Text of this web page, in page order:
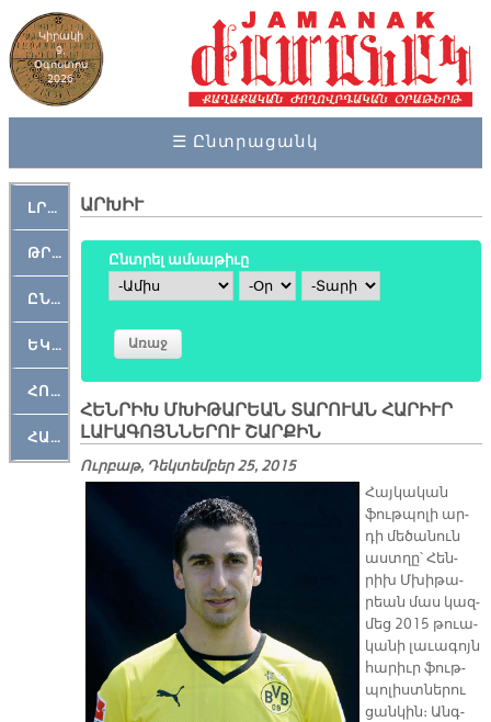
Կիրակի
9,
Օգոստոս
2026
☰ Ընտրացանկ
ԼՐԱՀՈՍ
ԹՐՔԱՀԱՅ ԿԵԱՆՔ
ԸՆԿԵՐԱՄՇԱԿՈՒԹԱՅԻՆ
ԵԿԵՂԵՑԱԿԱՆ
ՀՈԳԵՄՏԱՒՈՐ
ՀԱՐԹԱԿ
ԱՐԽԻՒ
Ընտրել ամսաթիւը
Ամիս
Օր Տարի
ՀԵՆՐԻԽ ՄԽԻԹԱՐԵԱՆ ՏԱՐՈՒԱՆ ՀԱՐԻՒՐ
ԼԱՒԱԳՈՅՆՆԵՐՈՒ ՇԱՐՔԻՆ
Ուրբաթ, Դեկտեմբեր 25, 2015
Հայ­կա­կան
ֆութ­պո­լի ար­
դի մե­ծա­նուն
աստ­ղը՝ Հեն­
րիխ Մխի­թա­
րեան մաս կազ­
մեց 2015 թուա­
կա­նի լա­ւա­գոյն
հա­րիւր ֆութ­
պո­լիստ­նե­րու
ցան­կին։ Անգ­